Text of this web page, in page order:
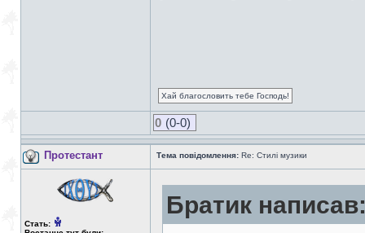
Хай благословить тебе Господь!
0 (0-0)
Протестант Тема повідомлення: Re: Стилі музики
Стать:
Братик